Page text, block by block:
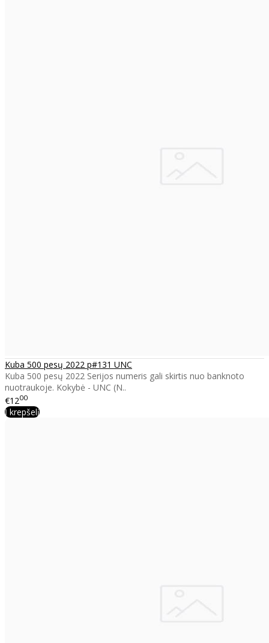
Kuba 500 pesų 2022 p#131 UNC
Kuba 500 pesų 2022 Serijos numeris gali skirtis nuo banknoto
nuotraukoje. Kokybė - UNC (N..
€1200
Į krepšelį